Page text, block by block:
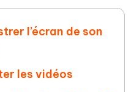
l’écran de son
les vidéos